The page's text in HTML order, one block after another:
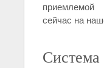
сейчас на
Система